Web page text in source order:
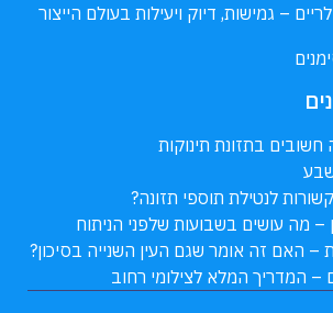
– גמישות, דיוק ויעילות בעולם הייצור
בתזונת תינוקות
לנטילת תוספי תזונה?
מה עושים בשבועות שלפני הניתוח
– האם זה אומר שגם העין השנייה בסיכון?
– המדריך המלא לצילומי רחוב